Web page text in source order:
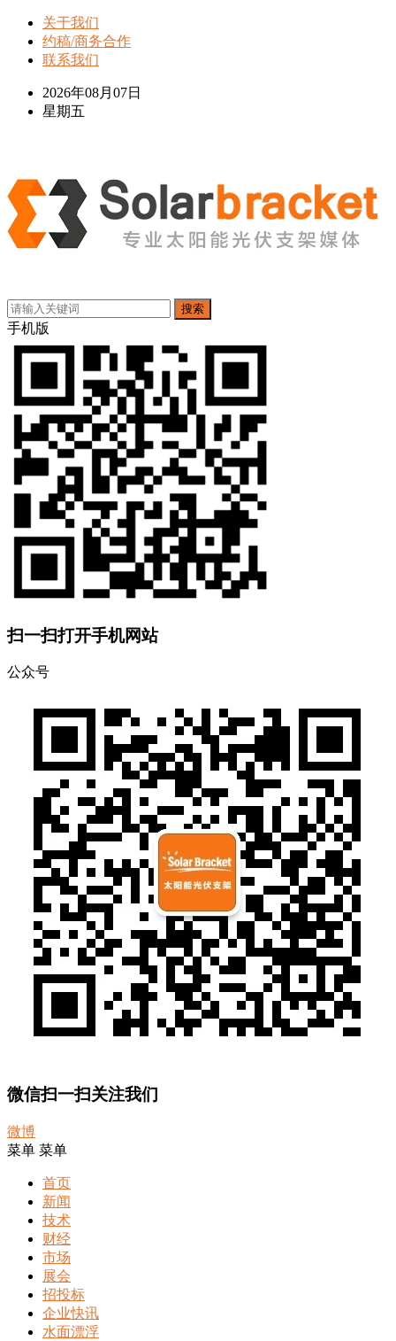
关于我们
约稿/商务合作
联系我们
2026年08月07日
星期五
搜索
手机版
扫一扫打开手机网站
公众号
微信扫一扫关注我们
微博
菜单 菜单
首页
新闻
技术
财经
市场
展会
招投标
企业快讯
水面漂浮